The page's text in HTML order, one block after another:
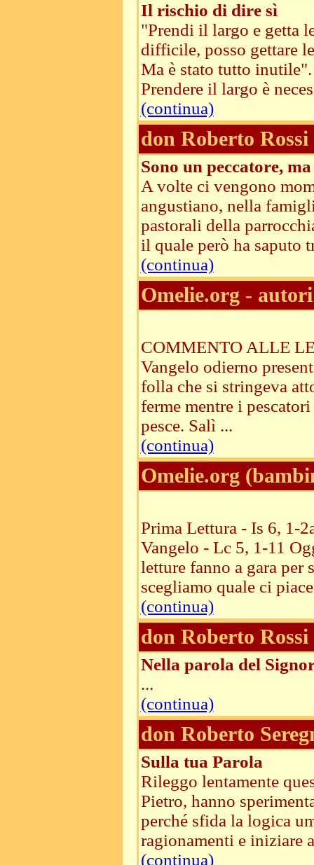
Il rischio di dire sì
"Prendi il largo e getta
difficile, posso gettare
Ma è stato tutto
Prendere il largo è
(continua)
don Roberto Rossi
Sono un peccatore,
A volte ci vengono
angustiano, nella
pastorali della
il quale però ha saputo
(continua)
Omelie.org -
COMMENTO ALLE
Vangelo odierno
folla che si stringeva
ferme mentre i
pesce. Salì ...
(continua)
Omelie.org
Prima Lettura - Is 6, 1-
Vangelo - Lc 5, 1-11
letture fanno a gara per
scegliamo quale ci
(continua)
don Roberto Rossi
Nella parola del
...
(continua)
don Roberto
Sulla tua Parola
Rileggo lentamente
Pietro, hanno
perché sfida la logica
ragionamenti e iniziare
(continua)